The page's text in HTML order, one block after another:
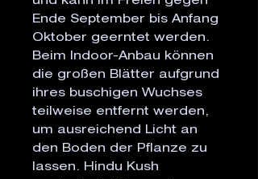
Ende September bis Anfang
Oktober geerntet werden.
Beim Indoor-Anbau können
die großen Blätter aufgrund
ihres buschigen Wuchses
teilweise entfernt werden,
um ausreichend Licht an
den Boden der Pflanze zu
lassen. Hindu Kush